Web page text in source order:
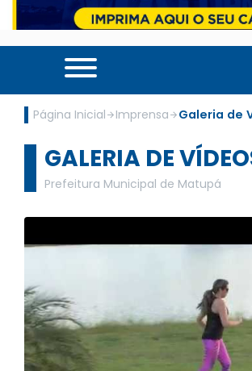
Página Inicial Imprensa Galeria de
GALERIA DE
Prefeitura Municipal de Matupá